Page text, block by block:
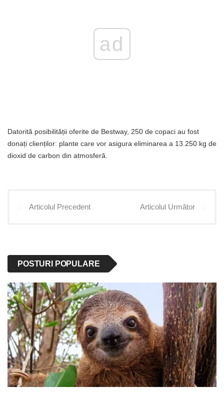
ad
Datorită posibilității oferite de Bestway, 250 de copaci au fost
donați clienților: plante care vor asigura eliminarea a 13.250 kg de
dioxid de carbon din atmosferă.
Articolul Precedent Articolul Următor
POSTURI POPULARE